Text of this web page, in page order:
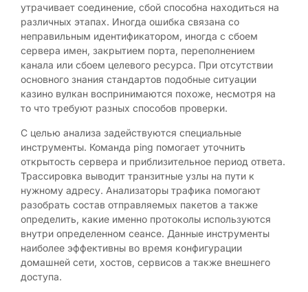
утрачивает соединение, сбой способна находиться на
различных этапах. Иногда ошибка связана со
неправильным идентификатором, иногда с сбоем
сервера имен, закрытием порта, переполнением
канала или сбоем целевого ресурса. При отсутствии
основного знания стандартов подобные ситуации
казино вулкан воспринимаются похоже, несмотря на
то что требуют разных способов проверки.
С целью анализа задействуются специальные
инструменты. Команда ping помогает уточнить
открытость сервера и приблизительное период ответа.
Трассировка выводит транзитные узлы на пути к
нужному адресу. Анализаторы трафика помогают
разобрать состав отправляемых пакетов а также
определить, какие именно протоколы используются
внутри определенном сеансе. Данные инструменты
наиболее эффективны во время конфигурации
домашней сети, хостов, сервисов а также внешнего
доступа.